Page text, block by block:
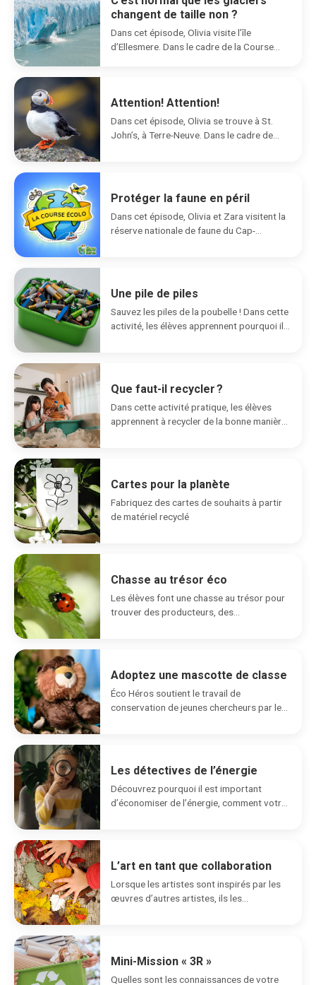
changent de taille non ?
Dans cet épisode, Olivia visite l’île
d’Ellesmere. Dans le cadre de la Course
Attention! Attention!
Dans cet épisode, Olivia se trouve à St.
John’s, à Terre-Neuve. Dans le cadre de...
Protéger la faune en péril
Dans cet épisode, Olivia et Zara visitent la
réserve nationale de faune du Cap-
Une pile de piles
Sauvez les piles de la poubelle ! Dans cette
activité, les élèves apprennent pourquoi il...
Que faut-il recycler ?
Dans cette activité pratique, les élèves
apprennent à recycler de la bonne manière,
Cartes pour la planète
Fabriquez des cartes de souhaits à partir
de matériel recyclé
Chasse au trésor éco
Les élèves font une chasse au trésor pour
trouver des producteurs, des
Adoptez une mascotte de classe
Éco Héros soutient le travail de
conservation de jeunes chercheurs par le
Les détectives de l’énergie
Découvrez pourquoi il est important
d’économiser de l’énergie, comment votre
L’art en tant que collaboration
Lorsque les artistes sont inspirés par les
œuvres d’autres artistes, ils les
Mini-Mission « 3R »
Quelles sont les connaissances de votre